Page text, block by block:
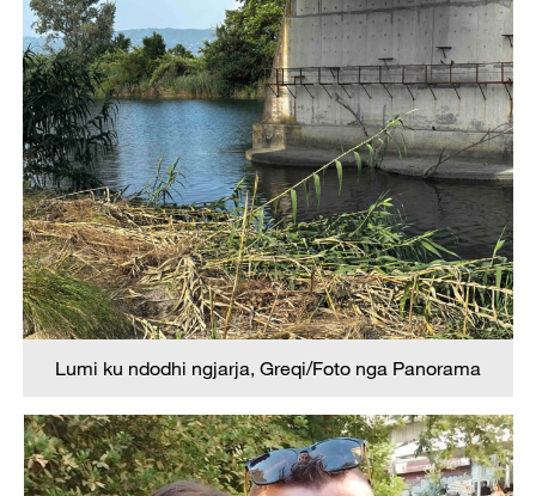
Lumi ku ndodhi ngjarja, Greqi/Foto nga Panorama